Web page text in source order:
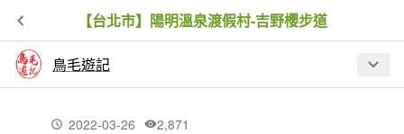
【台北市】陽明溫泉渡假村-吉野櫻步道
鳥毛遊記
最新文章2022-03-26 2,871